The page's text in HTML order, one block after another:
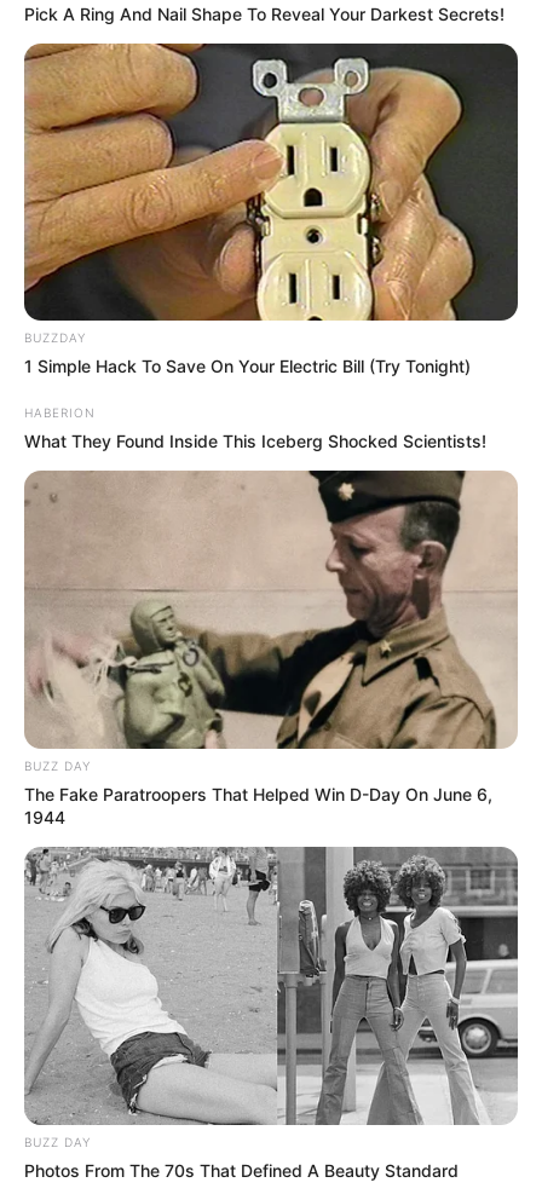
Most viszont úgy tűnik, ismét megtalálta a
kapcsolatot a közönséggel – és talán saját magával
is.
Egy ország beszél most erről
A Parlament lépcsőjén történtek pillanatok alatt
bejárták az internetet. Rengetegen osztják meg a
videókat, és sok kommentelő szerint ez volt az este
legerősebb és legérzelmesebb pillanata.
Sokan pedig egyetlen dolgot emelnek ki: arra
tényleg senki sem számított, hogy Oláh Ibolya
valaha újra elénekli a Magyarországot.
Pick A Ring And Nail Shape To Reveal Your Darkest Secrets!
BUZZDAY
1 Simple Hack To Save On Your Electric Bill (Try Tonight)
HABERION
What They Found Inside This Iceberg Shocked Scientists!
BUZZ DAY
The Fake Paratroopers That Helped Win D-Day On June 6,
1944
BUZZ DAY
Photos From The 70s That Defined A Beauty Standard